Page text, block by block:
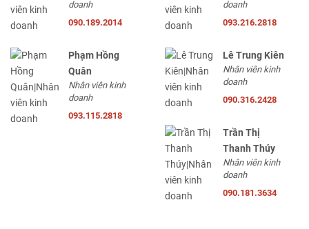
doanh
090.189.2014
doanh
093.216.2818
Phạm Hồng
Quân
Nhân viên kinh
doanh
093.115.2818
Lê Trung Kiên
Nhân viên kinh
doanh
090.316.2428
Trần Thị
Thanh Thúy
Nhân viên kinh
doanh
090.181.3634